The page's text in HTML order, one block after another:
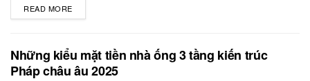
READ MORE
Những kiểu mặt tiền nhà ống 3 tầng kiến trúc
Pháp châu âu 2025